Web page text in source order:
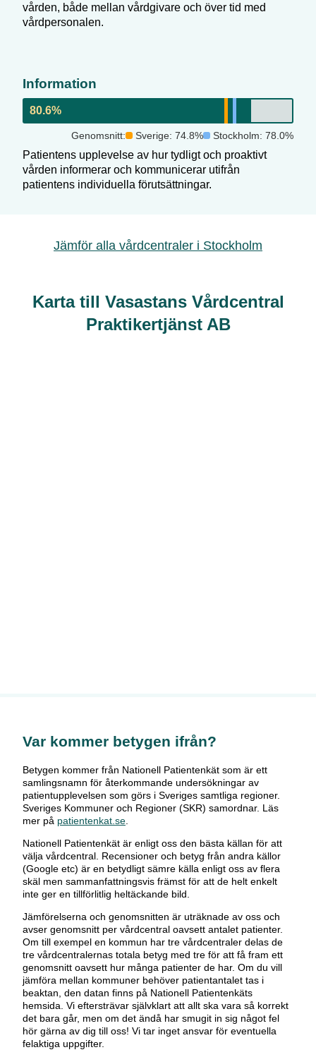
vården, både mellan vårdgivare och över tid med
vårdpersonalen.
Information
80.6%
Genomsnitt: Sverige: 74.8% Stockholm: 78.0%
Patientens upplevelse av hur tydligt och proaktivt
vården informerar och kommunicerar utifrån
patientens individuella förutsättningar.
Jämför alla vårdcentraler i Stockholm
Karta till Vasastans Vårdcentral
Praktikertjänst AB
Var kommer betygen ifrån?
Betygen kommer från Nationell Patientenkät som är ett
samlingsnamn för återkommande undersökningar av
patientupplevelsen som görs i Sveriges samtliga regioner.
Sveriges Kommuner och Regioner (SKR) samordnar. Läs
mer på patientenkat.se.
Nationell Patientenkät är enligt oss den bästa källan för att
välja vårdcentral. Recensioner och betyg från andra källor
(Google etc) är en betydligt sämre källa enligt oss av flera
skäl men sammanfattningsvis främst för att de helt enkelt
inte ger en tillförlitlig heltäckande bild.
Jämförelserna och genomsnitten är uträknade av oss och
avser genomsnitt per vårdcentral oavsett antalet patienter.
Om till exempel en kommun har tre vårdcentraler delas de
tre vårdcentralernas totala betyg med tre för att få fram ett
genomsnitt oavsett hur många patienter de har. Om du vill
jämföra mellan kommuner behöver patientantalet tas i
beaktan, den datan finns på Nationell Patientenkäts
hemsida. Vi eftersträvar självklart att allt ska vara så korrekt
det bara går, men om det ändå har smugit in sig något fel
hör gärna av dig till oss! Vi tar inget ansvar för eventuella
felaktiga uppgifter.